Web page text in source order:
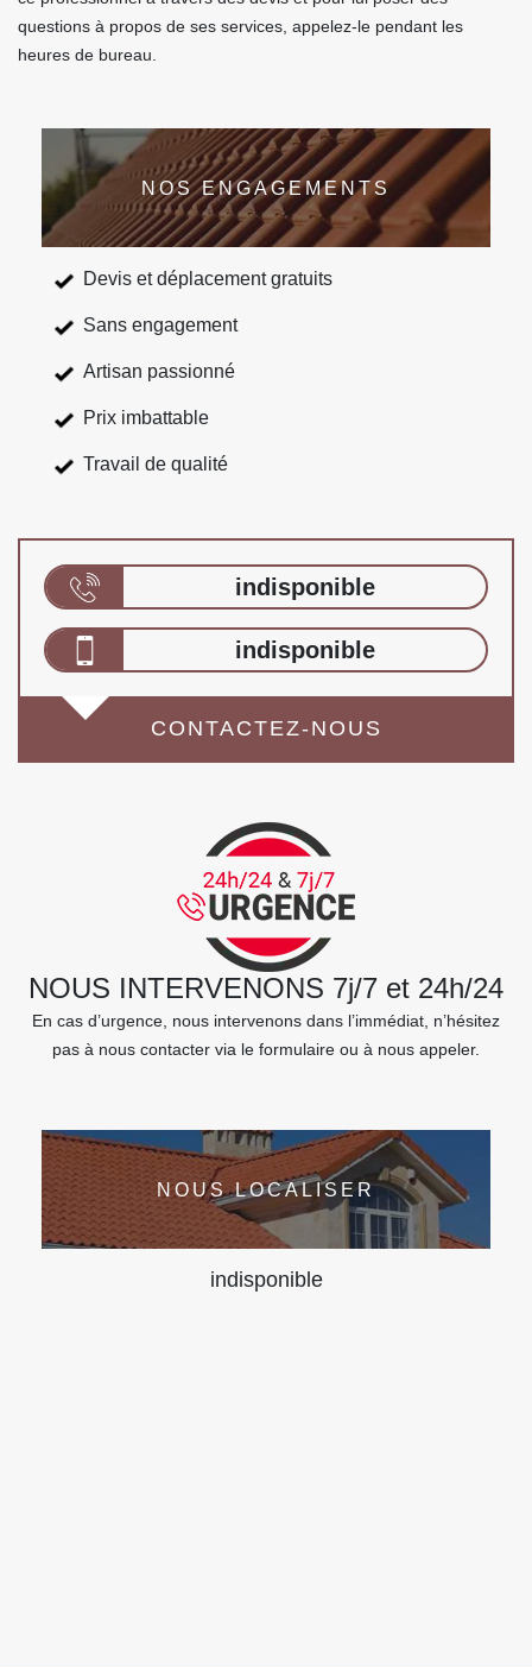
questions à propos de ses services, appelez-le pendant les
heures de bureau.
NOS ENGAGEMENTS
Devis et déplacement gratuits
Sans engagement
Artisan passionné
Prix imbattable
Travail de qualité
indisponible
indisponible
CONTACTEZ-NOUS
NOUS INTERVENONS 7j/7 et 24h/24
En cas d’urgence, nous intervenons dans l’immédiat, n’hésitez
pas à nous contacter via le formulaire ou à nous appeler.
NOUS LOCALISER
indisponible